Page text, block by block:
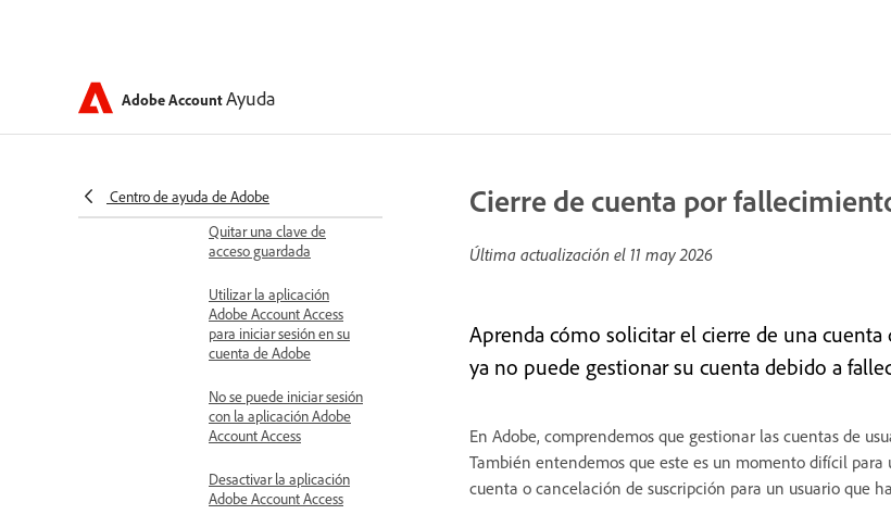
Adobe AccountAyuda
Centro de ayuda de Adobe
Iniciar sesión con su
para su cuenta de Adobe
Quitar una clave de
acceso guardada
Utilizar la aplicación
Adobe Account Access
para iniciar sesión en su
cuenta de Adobe
No se puede iniciar sesión
con la aplicación Adobe
Account Access
Desactivar la aplicación
Adobe Account Access
Cierre de cuenta por
Última actualización el 11 may 2026
Aprenda cómo solicitar el cierre de una
ya no puede gestionar su cuenta debido a
En Adobe, comprendemos que gestionar las cuentas de
También entendemos que este es un momento difícil
cuenta o cancelación de suscripción para un usuario que